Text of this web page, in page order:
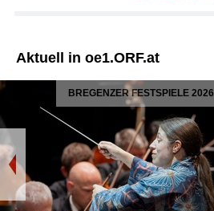
Aktuell in oe1.ORF.at
BREGENZER FESTSPIELE 2026